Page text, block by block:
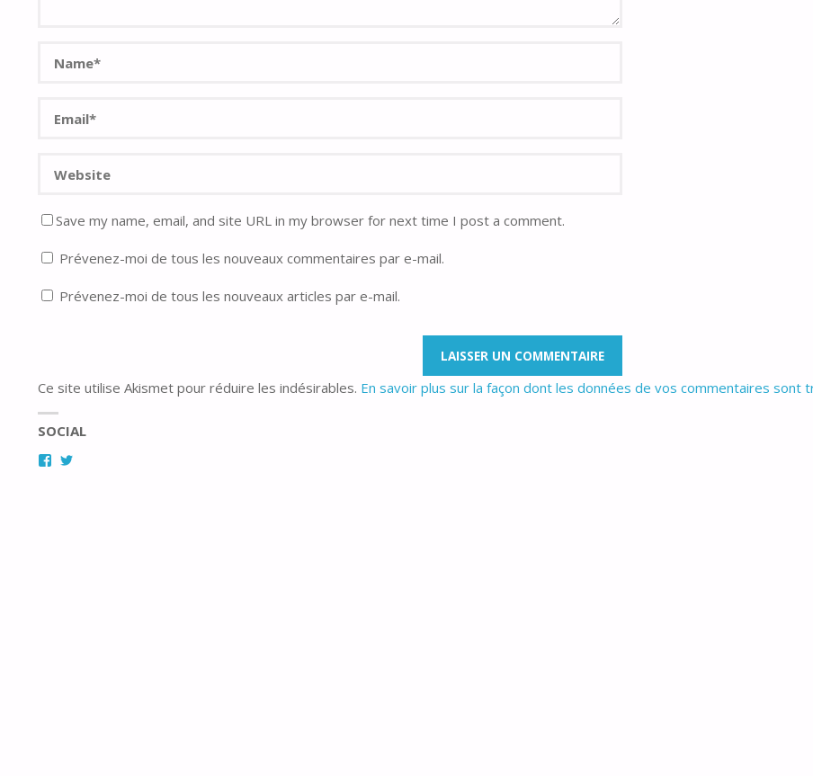
Save my name, email, and site URL in my browser for next time I post a comment.
Prévenez-moi de tous les nouveaux commentaires par e-mail.
Prévenez-moi de tous les nouveaux articles par e-mail.
Ce site utilise Akismet pour réduire les indésirables. En savoir plus sur la façon dont les données de vos commentaires sont
SOCIAL
Facebook
Twitter